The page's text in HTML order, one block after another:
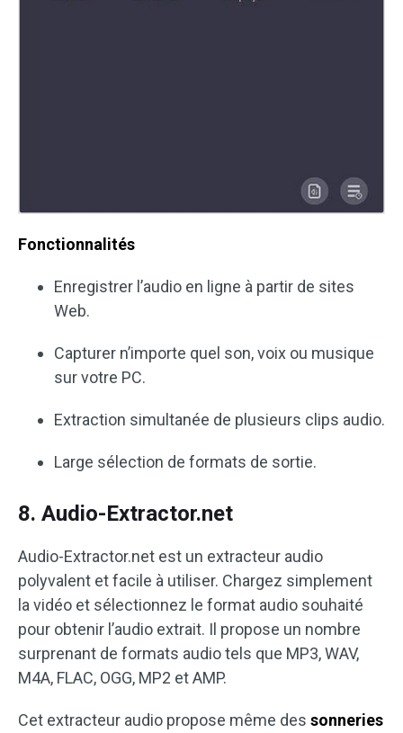
Fonctionnalités
Enregistrer l’audio en ligne à partir de sites
Web.
Capturer n’importe quel son, voix ou musique
sur votre PC.
Extraction simultanée de plusieurs clips audio.
Large sélection de formats de sortie.
8. Audio-Extractor.net
Audio-Extractor.net est un extracteur audio
polyvalent et facile à utiliser. Chargez simplement
la vidéo et sélectionnez le format audio souhaité
pour obtenir l’audio extrait. Il propose un nombre
surprenant de formats audio tels que MP3, WAV,
M4A, FLAC, OGG, MP2 et AMP.
Cet extracteur audio propose même des sonneries